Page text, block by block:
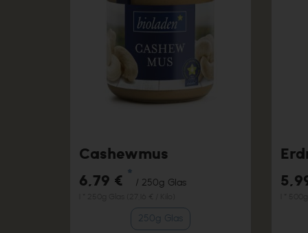
Cashewmus
6,79 € *
/ 250g Glas
250g Glas